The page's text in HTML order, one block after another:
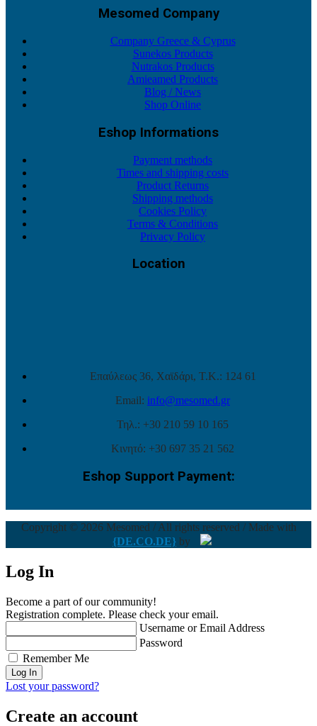
Mesomed Company
Company Greece & Cyprus
Sunekos Products
Nutrakos Products
Amieamed Products
Blog / News
Shop Online
Eshop Informations
Payment methods
Times and shipping costs
Product Returns
Shipping methods
Cookies Policy
Terms & Conditions
Privacy Policy
Location
Επαύλεως 36, Χαϊδάρι, Τ.Κ.: 124 61
Email: info@mesomed.gr
Τηλ.: +30 210 59 10 165
Κινητό: +30 697 35 21 562
Eshop Support Payment:
Copyright © 2026 Mesomed / All rights reserved / Made with
{DE.CO.DE} by
Log In
Become a part of our community!
Registration complete. Please check your email.
Username or Email Address
Password
Remember Me
Lost your password?
Create an account